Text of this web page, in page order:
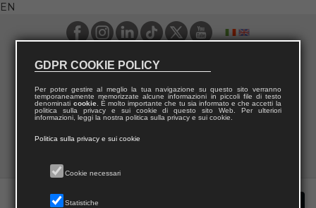
EN
GDPR COOKIE POLICY
Per poter gestire al meglio la tua navigazione su questo sito verranno
temporaneamente memorizzate alcune informazioni in piccoli file di testo
denominati cookie. È molto importante che tu sia informato e che accetti la
politica sulla privacy e sui cookie di questo sito Web. Per ulteriori
informazioni, leggi la nostra politica sulla privacy e sui cookie.
Politica sulla privacy e sui cookie
Cookie necessari
Statistiche